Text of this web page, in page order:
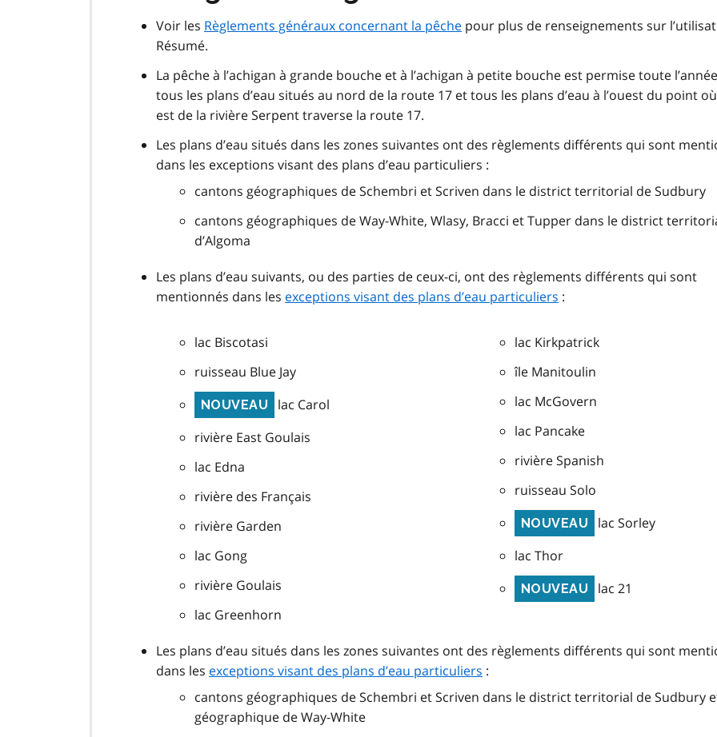
Voir les Règlements généraux concernant la pêche pour plus de renseignements sur
Résumé.
La pêche à l’achigan à grande bouche et à l’achigan à petite bouche est permise toute
tous les plans d’eau situés au nord de la route 17 et tous les plans d’eau à l’ouest du point
est de la rivière Serpent traverse la route 17.
Les plans d’eau situés dans les zones suivantes ont des règlements différents qui sont
dans les exceptions visant des plans d’eau particuliers :
cantons géographiques de Schembri et Scriven dans le district territorial de Sudbury
cantons géographiques de Way-White, Wlasy, Bracci et Tupper dans le district
d’Algoma
Les plans d’eau suivants, ou des parties de ceux-ci, ont des règlements différents qui sont
mentionnés dans les exceptions visant des plans d’eau particuliers :
lac Biscotasi
ruisseau Blue Jay
NOUVEAU
lac Carol
rivière East Goulais
lac Edna
rivière des Français
rivière Garden
lac Gong
rivière Goulais
lac Greenhorn
lac Kirkpatrick
île Manitoulin
lac McGovern
lac Pancake
rivière Spanish
ruisseau Solo
NOUVEAU
lac Sorley
lac Thor
NOUVEAU lac 21
Les plans d’eau situés dans les zones suivantes ont des règlements différents qui sont
dans les exceptions visant des plans d’eau particuliers :
cantons géographiques de Schembri et Scriven dans le district territorial de Sudbury
géographique de Way-White